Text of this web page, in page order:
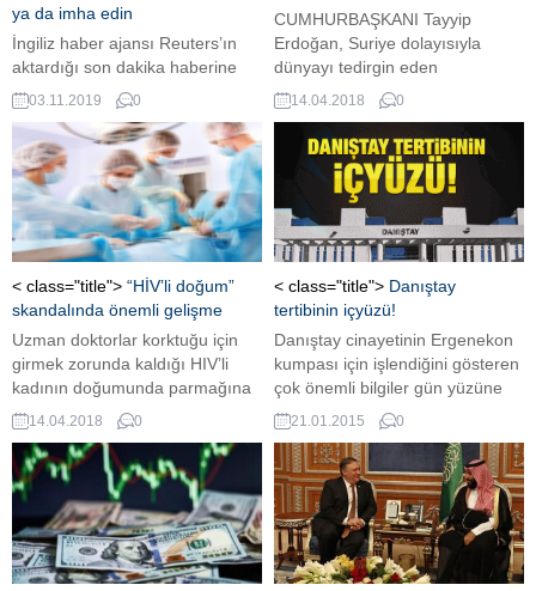
ya da imha edin
İngiliz haber ajansı Reuters’ın
aktardığı son dakika haberine
göre; gizlilik kaydıyla konuşan
yetkili, “Türkleri S-400’lerden
caydırmak için hala çalışma
yapılıyor: İster kapatsın, ister
geri göndersin, ister imha etsin”
ifadesini kullandı. Söz konusu
yetkili, bunun halen devam eden
bir mesele olduğunu belirterek,
“Orta yolu bulma, yeniden ele
alma ve uzlaşıya ilişkin...
03.11.2019 0
CUMHURBAŞKANI Tayyip
Erdoğan, Suriye dolayısıyla
dünyayı tedirgin eden
Washington ve Moskova
arasındaki gerilim nedeniyle ABD
Başkanı Donald Trump ve Rusya
Devlet Başkanı Vladimir Putin’le
görüşmeler yaparken, Türk
askeri ve güvenlik makamlarının
ilgili ABD ve Rus makamlarıyla
temaslarda bulunduğu ve
herhangi bir kesinti olmadığı
bildirildi. Türk makamlarının
Suriye’deki gelişmelerle ilgili
her...
14.04.2018 0
< class="title"> “HİV’li doğum”
skandalında önemli gelişme
Uzman doktorlar korktuğu için
girmek zorunda kaldığı HIV’li
kadının doğumunda parmağına
iğne batan asistan doktor
D.D.’nin 1 ve 3 aylık
kontrollerinde virüse
rastlanmadı, görevine döndü.
HIV’in bulaşmadığı minik bebek
de takip altında Dicle
Üniversitesi’ndeki HIV’li doğum
skandalıyla ilgili adli ve idari
14.04.2018 0
< class="title"> Danıştay
tertibinin içyüzü!
Danıştay cinayetinin Ergenekon
kumpası için işlendiğini gösteren
çok önemli bilgiler gün yüzüne
çıkıyor. Dönemin İstanbul
İstihbarat Şube Başkanı Ahmet
İlhan Güler, Emekli Albay
Muzaffer Tekin ile Alpaslan
Arslan arasında Emniyet eliyle
olmayan bir bağ kurulduğunu
açıkladı. Ankara İstihbarat
Şubesinin kendisine “Örgütsel
21.01.2015 0